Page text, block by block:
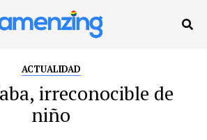
ACTUALIDAD
irreconocible de
niño